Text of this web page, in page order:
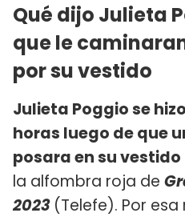
Qué dijo Julieta
que le
por su vestido
Julieta Poggio se
horas luego de que
posara en su vestido
la alfombra roja de
2023 (Telefe). Por